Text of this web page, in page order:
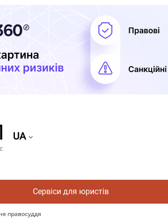
UA
Сервіси для юристів
правосуддя